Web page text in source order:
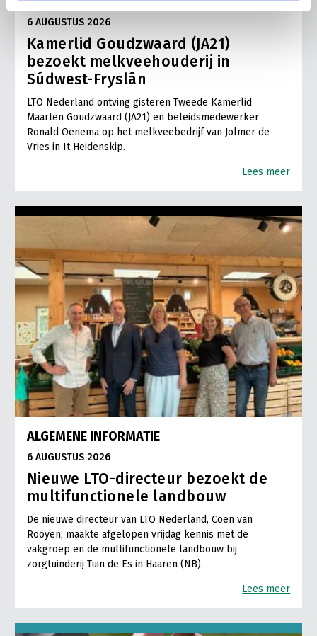
6 AUGUSTUS 2026
Kamerlid Goudzwaard (JA21)
bezoekt melkveehouderij in
Súdwest-Fryslân
LTO Nederland ontving gisteren Tweede Kamerlid
Maarten Goudzwaard (JA21) en beleidsmedewerker
Ronald Oenema op het melkveebedrijf van Jolmer de
Vries in It Heidenskip.
Lees meer
ALGEMENE INFORMATIE
6 AUGUSTUS 2026
Nieuwe LTO-directeur bezoekt de
multifunctionele landbouw
De nieuwe directeur van LTO Nederland, Coen van
Rooyen, maakte afgelopen vrijdag kennis met de
vakgroep en de multifunctionele landbouw bij
zorgtuinderij Tuin de Es in Haaren (NB).
Lees meer